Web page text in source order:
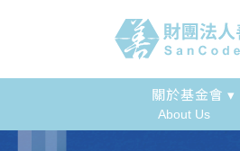
關於基金會 ▾
About Us